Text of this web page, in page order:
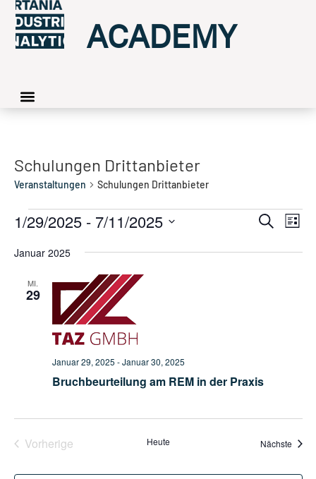
ACADEMY
Schulungen Drittanbieter
Veranstaltungen Schulungen Drittanbieter
Suche
Liste
1/29/2025 - 7/11/2025
wählen.
Januar 2025
MI.
29
Bruchbeurteilung am REM in der Praxis
Januar 29, 2025 -Januar 30, 2025
VorherigeVeranstaltungenHeute Nächste